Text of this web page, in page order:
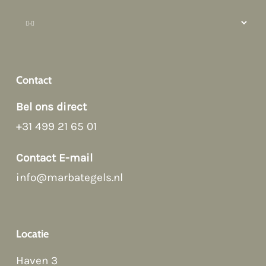
Contact
Bel ons direct
+31 499 21 65 01
Contact E-mail
info@marbategels.nl
Locatie
Haven 3
Contact Form